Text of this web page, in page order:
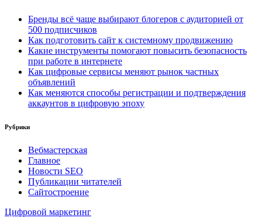
Бренды всё чаще выбирают блогеров с аудиторией от
500 подписчиков
Как подготовить сайт к системному продвижению
Какие инструменты помогают повысить безопасность
при работе в интернете
Как цифровые сервисы меняют рынок частных
объявлений
Как меняются способы регистрации и подтверждения
аккаунтов в цифровую эпоху
Рубрики
Вебмастерская
Главное
Новости SEO
Публикации читателей
Сайтостроение
Цифровой маркетинг